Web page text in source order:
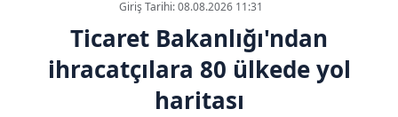
Giriş Tarihi: 08.08.2026 11:31
Ticaret Bakanlığı'ndan
ihracatçılara 80 ülkede yol
haritası